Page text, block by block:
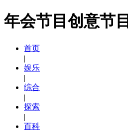
年会节目创意节目
首页
|
娱乐
|
综合
|
探索
|
百科